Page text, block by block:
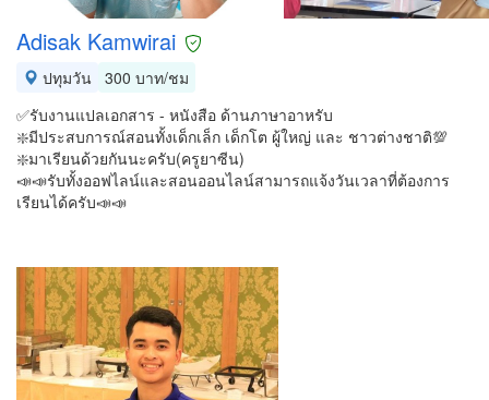
Adisak Kamwirai
ปทุมวัน 300 บาท/ชม
✅รับงานแปลเอกสาร - หนังสือ ด้านภาษาอาหรับ
❇️มีประสบการณ์สอนทั้งเด็กเล็ก เด็กโต ผู้ใหญ่ และ ชาวต่างชาติ💯
❇️มาเรียนด้วยกันนะครับ(ครูยาซีน)
📣📣รับทั้งออฟไลน์และสอนออนไลน์สามารถแจ้งวันเวลาที่ต้องการ
เรียนได้ครับ📣📣